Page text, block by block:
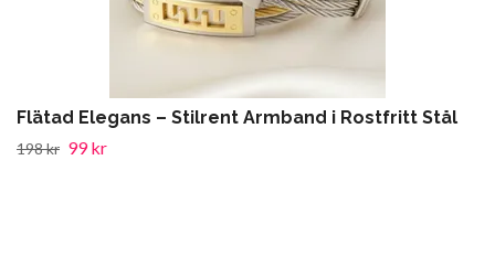
Flätad Elegans – Stilrent Armband i Rostfritt Stål
198 kr 99 kr